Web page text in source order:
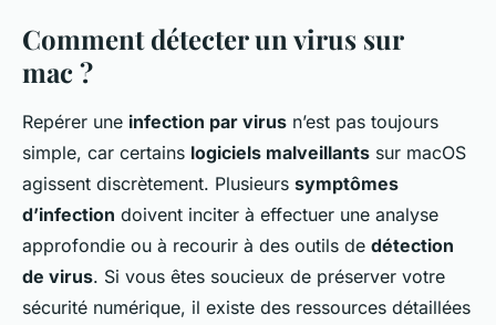
Comment détecter un virus sur
mac ?
Repérer une infection par virus n’est pas toujours
simple, car certains logiciels malveillants sur macOS
agissent discrètement. Plusieurs symptômes
d’infection doivent inciter à effectuer une analyse
approfondie ou à recourir à des outils de détection
de virus. Si vous êtes soucieux de préserver votre
sécurité numérique, il existe des ressources détaillées